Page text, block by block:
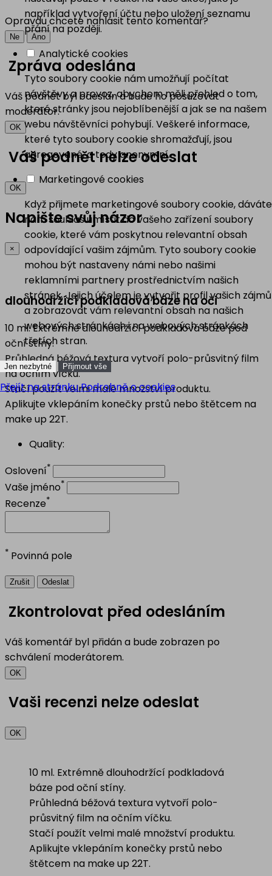
Opravdu chcete nahlásit tento komentář?
Ne Ano
Zpráva odeslána
Váš podnět byl odeslán a bude ho posuzovat
moderátor.
OK
Váš podnět nelze odeslat
OK
Napište svůj názor
×
dlouhodržící podkladová báze na oči
10 ml. Extrémně dlouhodržící podkladová báze pod
oční stíny.
Průhledná béžová textura vytvoří polo-průsvitný film
na očním víčku.
Stačí použít velmi malé množství produktu.
Aplikujte vklepáním konečky prstů nebo štětcem na
make up 22T.
Quality:
Oslovení*
Vaše jméno*
Recenze*
* Povinná pole
Zrušit Odeslat
Zkontrolovat před odesláním
Váš komentář byl přidán a bude zobrazen po
schválení moderátorem.
OK
Vaši recenzi nelze odeslat
OK
10 ml. Extrémně dlouhodržící podkladová
báze pod oční stíny.
Průhledná béžová textura vytvoří polo-
průsvitný film na očním víčku.
Stačí použít velmi malé množství produktu.
Aplikujte vklepáním konečky prstů nebo
štětcem na make up 22T.
například vytvoření účtu nebo uložení seznamu
přání na později.
Analytické cookies
Tyto soubory cookie nám umožňují počítat
návštěvy a provoz, abychom měli přehled o tom,
které stránky jsou nejoblíbenější a jak se na našem
webu návštěvníci pohybují. Veškeré informace,
které tyto soubory cookie shromažďují, jsou
agregované, a tedy anonymní.
Marketingové cookies
Když přijmete marketingové soubory cookie, dáváte
nám souhlas umístit do vašeho zařízení soubory
cookie, které vám poskytnou relevantní obsah
odpovídající vašim zájmům. Tyto soubory cookie
mohou být nastaveny námi nebo našimi
reklamními partnery prostřednictvím našich
stránek. Jejich účelem je vytvořit profil vašich zájmů
a zobrazovat vám relevantní obsah na našich
webových stránkách i na webových stránkách
třetích stran.
Jen nezbytné Přijmout vše
Přejít na stránku Podrobně o cookies